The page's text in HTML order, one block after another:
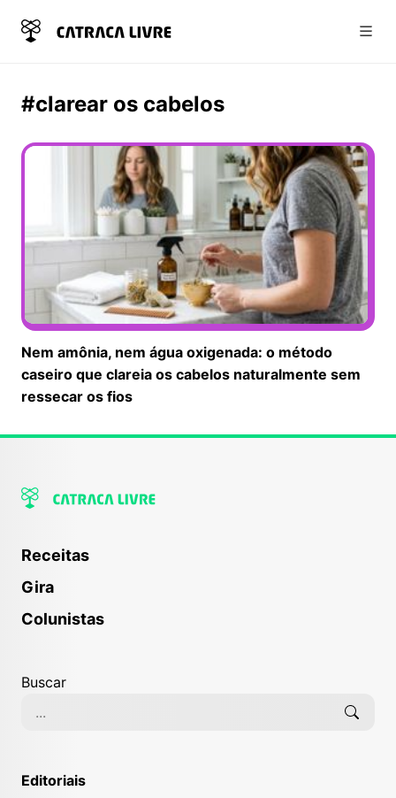
#clarear os cabelos
Nem amônia, nem água oxigenada: o método
caseiro que clareia os cabelos naturalmente sem
ressecar os fios
Receitas
Gira
Colunistas
Buscar
Editoriais